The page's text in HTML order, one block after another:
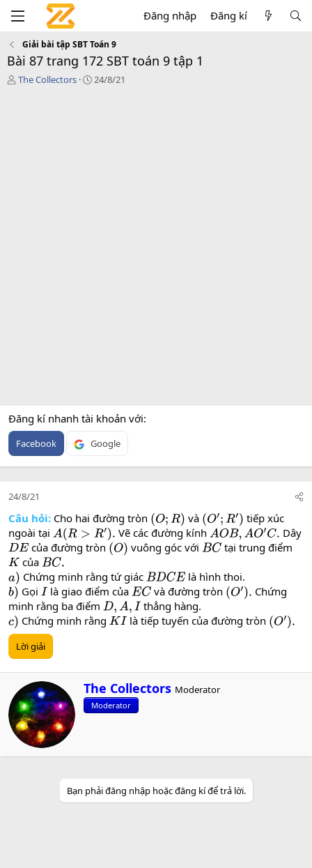
Đăng nhập Đăng kí
Giải bài tập SBT Toán 9
Bài 87 trang 172 SBT toán 9 tập 1
T
The Collectors
C
24/8/21
Đăng kí nhanh tài khoản với
Facebook Google
24/8/21
Câu hỏi: Cho hai đường tròn (O;R) và (O′;R ′)
tiếp xúc
ngoài tại A(R>R′). Vẽ các đường kính AOB,AO′C.
Dây
DE của đường tròn (O) vuông góc với BC tại trung điểm
K của BC.
a) Chứng minh rằng tứ giác BDCE
là hình thoi.
b) Gọi I là giao điểm của EC và đường tròn (O′).
Chứng
minh rằng ba điểm D,A ,I
thẳng hàng.
c) Chứng minh rằng KI là tiếp tuyến của đường tròn (O′).
Lời giải
W
r
i
n
The Collectors Moderator
Moderator
Bạn phải đăng nhập hoặc đăng kí để trả lời.